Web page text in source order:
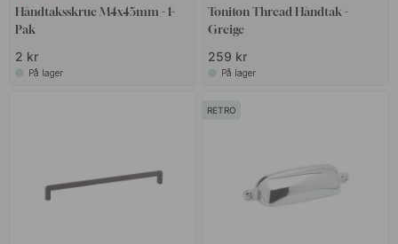
Håndtaksskrue M4x45mm - 1-
Pak
2 kr
På lager
Toniton Thread Håndtak -
Greige
259 kr
På lager
RETRO